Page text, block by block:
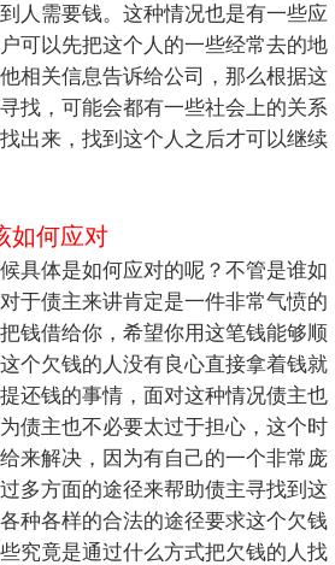
人需要钱。这种情况也是有一些应
可以先把这个人的一些经常去的地
相关信息告诉给公司，那么根据这
找，可能会都有一些社会上的关系
出来，找到这个人之后才可以继续
如何应对
具体是如何应对的呢？不管是谁如
于债主来讲肯定是一件非常气愤的
钱借给你，希望你用这笔钱能够顺
个欠钱的人没有良心直接拿着钱就
还钱的事情，面对这种情况债主也
债主也不必要太过于担心，这个时
来解决，因为有自己的一个非常庞
多方面的途径来帮助债主寻找到这
种各样的合法的途径要求这个欠钱
究竟是通过什么方式把欠钱的人找